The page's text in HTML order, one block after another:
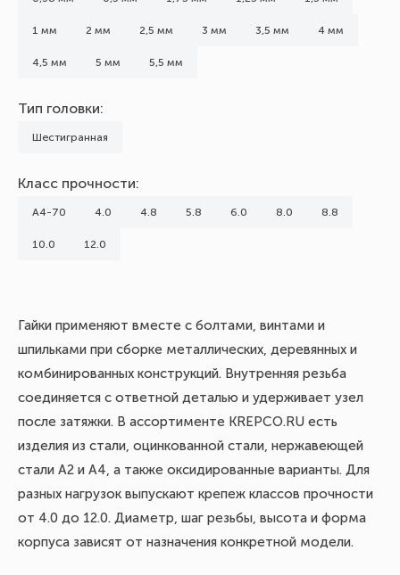
1 мм 2 мм 2,5 мм 3 мм 3,5 мм 4 мм
4,5 мм 5 мм 5,5 мм
Тип головки:
Шестигранная
Класс прочности:
А4-70 4.0 4.8 5.8 6.0 8.0 8.8
10.0 12.0
Гайки применяют вместе с болтами, винтами и
шпильками при сборке металлических, деревянных и
комбинированных конструкций. Внутренняя резьба
соединяется с ответной деталью и удерживает узел
после затяжки. В ассортименте KREPCO.RU есть
изделия из стали, оцинкованной стали, нержавеющей
стали А2 и А4, а также оксидированные варианты. Для
разных нагрузок выпускают крепеж классов прочности
от 4.0 до 12.0. Диаметр, шаг резьбы, высота и форма
корпуса зависят от назначения конкретной модели.